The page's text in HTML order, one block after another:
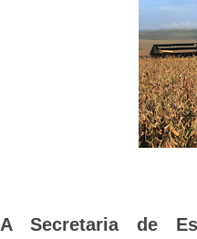
A Secretaria de